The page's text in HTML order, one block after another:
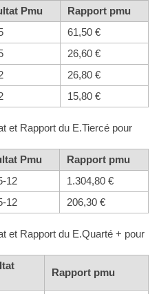
Pmu
Rapport pmu
61,50 €
26,60 €
26,80 €
15,80 €
et Rapport du E.Tiercé pour
Pmu
Rapport pmu
12
1.304,80 €
12 206,30 €
et Rapport du E.Quarté + pour
Rapport pmu